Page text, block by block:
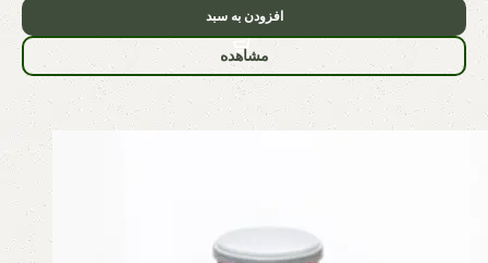
افزودن به سبد
مشاهده